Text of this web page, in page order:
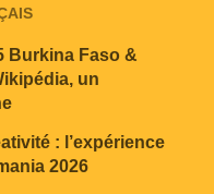
Burkina Faso &
un
: l’expérience
2026